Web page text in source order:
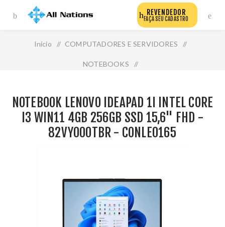
REVENDEDOR
FAÇA SEU CADASTRO
Início / COMPUTADORES E SERVIDORES /
NOTEBOOKS /
256gb Ssd 15,6" Fhd - 82vy000tbr - Conle0165
NOTEBOOK LENOVO IDEAPAD 1I INTEL CORE
I3 WIN11 4GB 256GB SSD 15,6" FHD -
82VY000TBR - CONLE0165